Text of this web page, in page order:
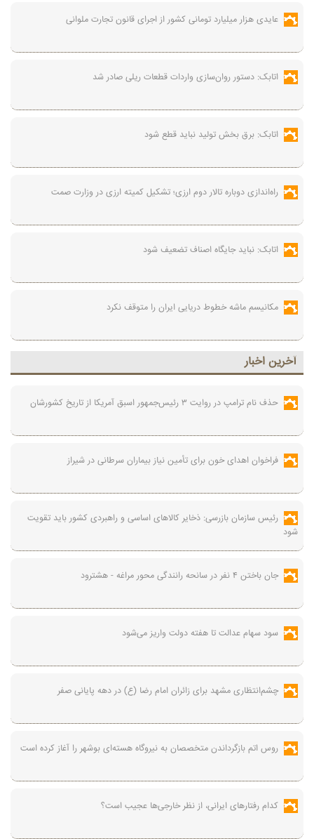
عایدی هزار میلیارد تومانی کشور از اجرای قانون تجارت ملوانی
اتابک: دستور روان‌سازی واردات قطعات ریلی صادر شد
اتابک: برق بخش تولید نباید قطع شود
راه‌اندازی دوباره تالار دوم ارزی؛ تشکیل کمیته ارزی در وزارت صمت
اتابک: نباید جایگاه اصناف تضعیف شود
مکانیسم ماشه خطوط دریایی ایران را متوقف نکرد
آخرين اخبار
حذف نام ترامپ در روایت ۳ رئیس‌جمهور اسبق آمریکا از تاریخ کشورشان
فراخوان اهدای خون برای تأمین نیاز بیماران سرطانی در شیراز
رئیس سازمان بازرسی: ذخایر کالاهای اساسی و راهبردی کشور باید تقویت
شود
جان باختن ۴ نفر در سانحه رانندگی محور مراغه - هشترود
سود سهام عدالت تا هفته دولت واریز می‌شود
چشم‌انتظاری مشهد برای زائران امام رضا (ع) در دهه پایانی صفر
روس اتم بازگرداندن متخصصان به نیروگاه هسته‌ای بوشهر را آغاز کرده است
کدام رفتارهای ایرانی، از نظر خارجی‌ها عجیب است؟